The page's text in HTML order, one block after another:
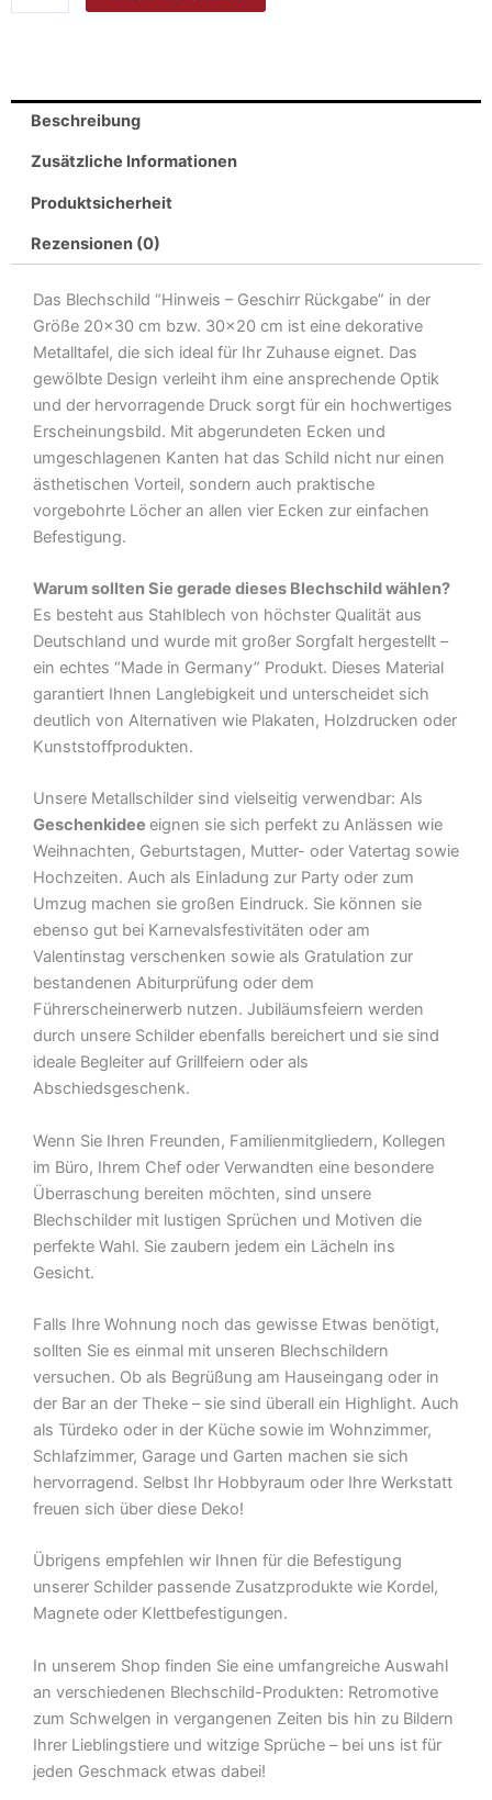
-
Hinweis
Geschirr
Metall
Deko
Blechschild
Beschreibung
Zusätzliche Informationen
Produktsicherheit
Rezensionen (0)
Das Blechschild “Hinweis – Geschirr Rückgabe” in der
Größe 20×30 cm bzw. 30×20 cm ist eine dekorative
Metalltafel, die sich ideal für Ihr Zuhause eignet. Das
gewölbte Design verleiht ihm eine ansprechende Optik
und der hervorragende Druck sorgt für ein hochwertiges
Erscheinungsbild. Mit abgerundeten Ecken und
umgeschlagenen Kanten hat das Schild nicht nur einen
ästhetischen Vorteil, sondern auch praktische
vorgebohrte Löcher an allen vier Ecken zur einfachen
Befestigung.
Warum sollten Sie gerade dieses Blechschild wählen?
Es besteht aus Stahlblech von höchster Qualität aus
Deutschland und wurde mit großer Sorgfalt hergestellt –
ein echtes “Made in Germany” Produkt. Dieses Material
garantiert Ihnen Langlebigkeit und unterscheidet sich
deutlich von Alternativen wie Plakaten, Holzdrucken oder
Kunststoffprodukten.
Unsere Metallschilder sind vielseitig verwendbar: Als
Geschenkidee eignen sie sich perfekt zu Anlässen wie
Weihnachten, Geburtstagen, Mutter- oder Vatertag sowie
Hochzeiten. Auch als Einladung zur Party oder zum
Umzug machen sie großen Eindruck. Sie können sie
ebenso gut bei Karnevalsfestivitäten oder am
Valentinstag verschenken sowie als Gratulation zur
bestandenen Abiturprüfung oder dem
Führerscheinerwerb nutzen. Jubiläumsfeiern werden
durch unsere Schilder ebenfalls bereichert und sie sind
ideale Begleiter auf Grillfeiern oder als
Abschiedsgeschenk.
Wenn Sie Ihren Freunden, Familienmitgliedern, Kollegen
im Büro, Ihrem Chef oder Verwandten eine besondere
Überraschung bereiten möchten, sind unsere
Blechschilder mit lustigen Sprüchen und Motiven die
perfekte Wahl. Sie zaubern jedem ein Lächeln ins
Gesicht.
Falls Ihre Wohnung noch das gewisse Etwas benötigt,
sollten Sie es einmal mit unseren Blechschildern
versuchen. Ob als Begrüßung am Hauseingang oder in
der Bar an der Theke – sie sind überall ein Highlight. Auch
als Türdeko oder in der Küche sowie im Wohnzimmer,
Schlafzimmer, Garage und Garten machen sie sich
hervorragend. Selbst Ihr Hobbyraum oder Ihre Werkstatt
freuen sich über diese Deko!
Übrigens empfehlen wir Ihnen für die Befestigung
unserer Schilder passende Zusatzprodukte wie Kordel,
Magnete oder Klettbefestigungen.
In unserem Shop finden Sie eine umfangreiche Auswahl
an verschiedenen Blechschild-Produkten: Retromotive
zum Schwelgen in vergangenen Zeiten bis hin zu Bildern
Ihrer Lieblingstiere und witzige Sprüche – bei uns ist für
jeden Geschmack etwas dabei!